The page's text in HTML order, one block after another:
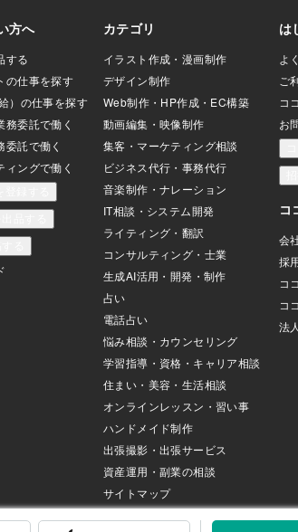
。
内
ね
ロ